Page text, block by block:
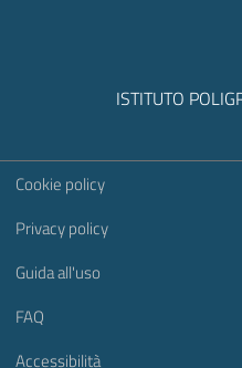
ISTITUTO
Sezione Link Utili
Cookie policy
Privacy policy
Guida all'uso
FAQ
Accessibilità